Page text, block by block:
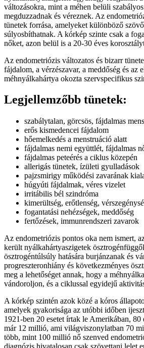
változásokra, mint a méhen belüli
megduzzadnak és véreznek. Az
tünetek forrása, amelyeket különböző
súlyosbíthatnak. A kórkép szinte csak a
nőket, azon belül is a 20-30 éves
Az endometriózis változatos és bizarr
fájdalom, a vérzészavar, a meddőség és az
méhnyálkahártya okozta szervspecifikus
Legjellemzőbb tünetek:
szabálytalan, görcsös, fájdalmas
erős kismedencei fájdalom
hőemelkedés a menstruáció alatt
fájdalmas nemi együttlét, fájdalmas
fájdalmas peteérés a ciklus közepén
allerigás tünetek, ízületi gyulladások
pajzsmirigy működési zavarának
húgyúti fájdalmak, véres vizelet
irritábilis bél szindróma
kimerültség, erőtlenség,
fogantatási nehézségek, meddőség
fertőzések, immunrendszeri zavarok
Az endometriózis pontos oka nem ismert,
került nyálkahártyaszigetek
ösztrogéntúlsúly hatására burjánzanak és
progreszteronhiány és következményes
meg a lehetőséget annak, hogy a
vándoroljon, és a ciklussal egyidejű
A kórkép szintén azok közé a kóros
amelyek gyakorisága az utóbbi időben
1921-ben 20 esetet írtak le Amerikában,
már 12 millió, ami világviszonylatban 70
több, mint 100 millió nő szenved